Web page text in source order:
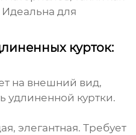
для
курток:
на внешний вид,
удлиненной куртки.
элегантная. Требует